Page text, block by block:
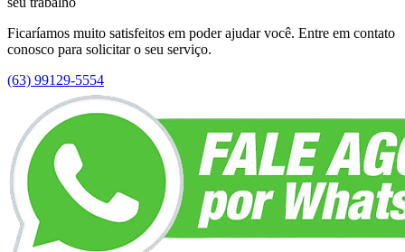
Ficaríamos muito satisfeitos em poder ajudar você. Entre em contato
conosco para solicitar o seu serviço.
(63) 99129-5554